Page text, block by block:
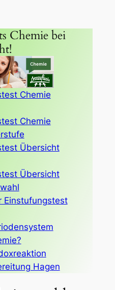
Chemie bei
Chemie
Chemie
Übersicht
Übersicht
Einstufungstest
Hagen